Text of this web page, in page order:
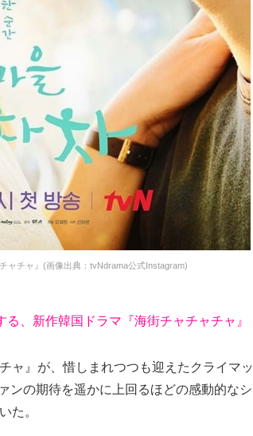
ャチャ』(画像出典：tvNdrama公式Instagram)
、新作韓国ドラマ『海街チャチャチャ』
ャ』が、惜しまれつつも迎えたクライマッ
ンの期待を遥かに上回るほどの感動的なシ
た。